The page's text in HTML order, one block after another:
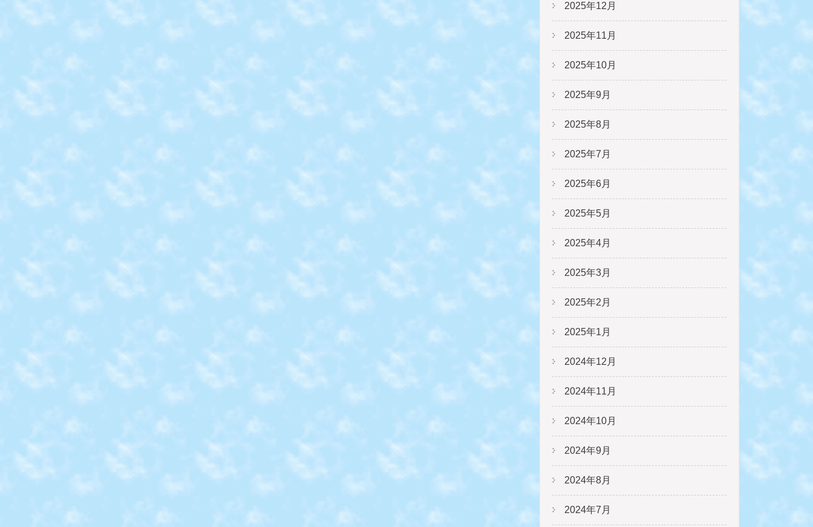
2025年12月
2025年11月
2025年10月
2025年9月
2025年8月
2025年7月
2025年6月
2025年5月
2025年4月
2025年3月
2025年2月
2025年1月
2024年12月
2024年11月
2024年10月
2024年9月
2024年8月
2024年7月